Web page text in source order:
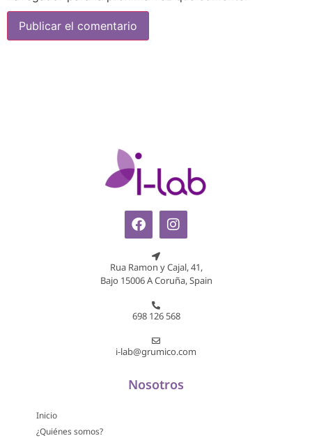
Rua Ramon y Cajal, 41,
Bajo 15006 A Coruña, Spain
698 126 568
i-lab@grumico.com
Nosotros
Inicio
¿Quiénes somos?